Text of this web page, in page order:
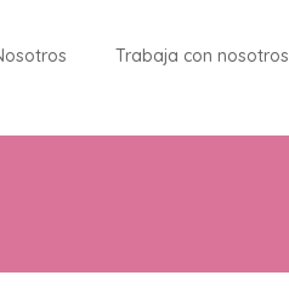
Trabaja con nosotros